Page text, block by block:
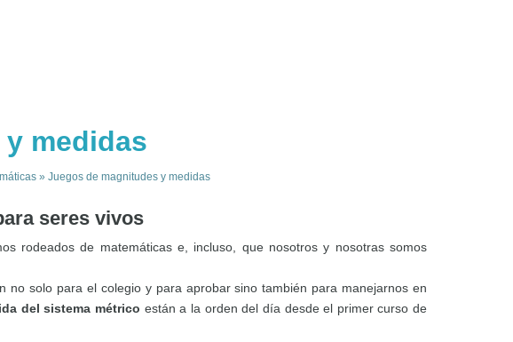
medidas
» Juegos de magnitudes y medidas
seres vivos
rodeados de matemáticas e, incluso, que nosotros y nosotras somos
solo para el colegio y para aprobar sino también para manejarnos en
del sistema métrico están a la orden del día desde el primer curso de